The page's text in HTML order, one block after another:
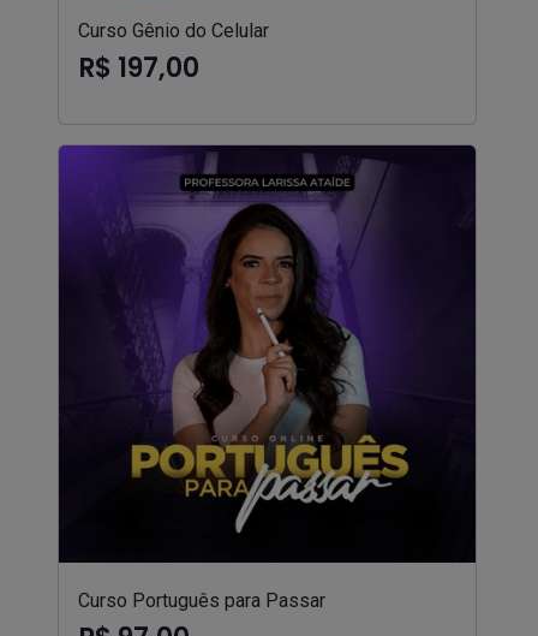
Curso Gênio do Celular
R$ 197,00
Curso Português para Passar